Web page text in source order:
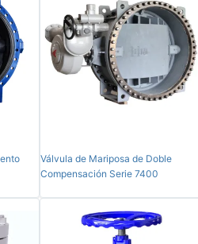
Válvula de Mariposa de Doble
Compensación Serie 7400